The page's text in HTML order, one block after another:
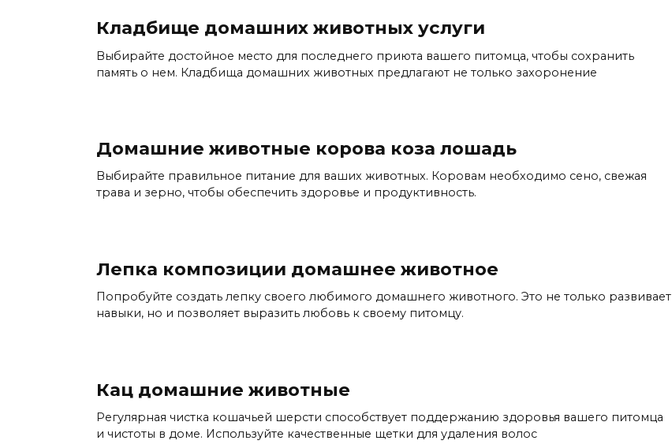
Кладбище домашних животных услуги
Выбирайте достойное место для последнего приюта вашего питомца, чтобы сохранить
память о нем. Кладбища домашних животных предлагают не только захоронение
Домашние животные корова коза лошадь
Выбирайте правильное питание для ваших животных. Коровам необходимо сено, свежая
трава и зерно, чтобы обеспечить здоровье и продуктивность.
Лепка композиции домашнее животное
Попробуйте создать лепку своего любимого домашнего животного. Это не только развивает
навыки, но и позволяет выразить любовь к своему питомцу.
Кац домашние животные
Регулярная чистка кошачьей шерсти способствует поддержанию здоровья вашего питомца
и чистоты в доме. Используйте качественные щетки для удаления волос